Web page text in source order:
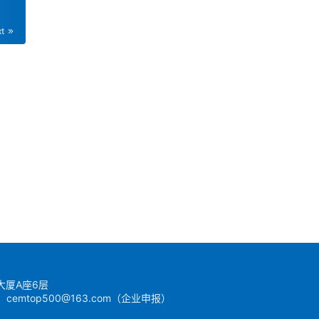
厦A座6层
（企业申报）